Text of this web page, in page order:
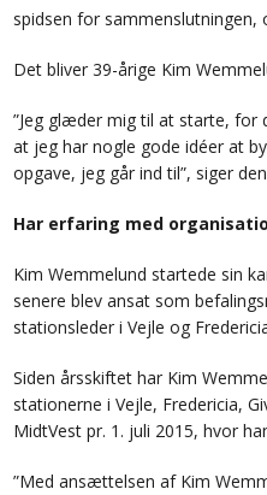
spidsen for sammenslutningen,
Det bliver 39-årige Kim
”Jeg glæder mig til at starte, for
at jeg har nogle gode idéer at
opgave, jeg går ind til”, siger
Har erfaring med
Kim Wemmelund startede sin
senere blev ansat som
stationsleder i Vejle og
Siden årsskiftet har Kim
stationerne i Vejle, Fredericia,
MidtVest pr. 1. juli 2015, hvor
”Med ansættelsen af Kim